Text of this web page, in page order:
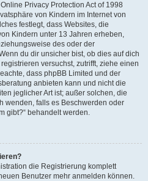
Privacy Protection Act of 1998
von Kindern im Internet von
festlegt, dass Websites, die
Kindern unter 13 Jahren erheben,
des oder der
du dir unsicher bist, ob dies auf dich
versuchst, zutrifft, ziehe einen
dass phpBB Limited und der
anbieten kann und nicht die
jeglicher Art ist; außer solchen, die
wenden, falls es Beschwerden oder
gibt?“ behandelt werden.
die Registrierung komplett
Benutzer mehr anmelden können.